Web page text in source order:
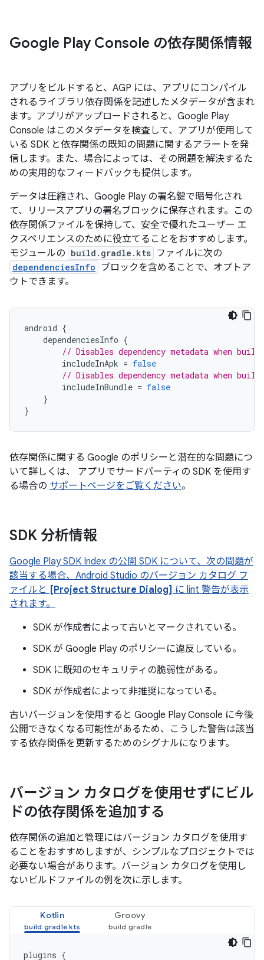
Google Play Console の依存関係情報
アプリをビルドすると、AGP には、アプリにコンパイル
されるライブラリ依存関係を記述したメタデータが含まれ
ます。アプリがアップロードされると、Google Play
Console はこのメタデータを検査して、アプリが使用して
いる SDK と依存関係の既知の問題に関するアラートを発
信します。また、場合によっては、その問題を解決するた
めの実用的なフィードバックも提供します。
データは圧縮され、Google Play の署名鍵で暗号化され
て、リリースアプリの署名ブロックに保存されます。この
依存関係ファイルを保持して、安全で優れたユーザー エ
クスペリエンスのために役立てることをおすすめします。
モジュールの build.gradle.kts ファイルに次の
dependenciesInfo
ブロックを含めることで、オプトア
ウトできます。
android {
dependenciesInfo {
// Disables dependency metadata when
includeInApk = false
// Disables dependency metadata when
includeInBundle = false
}
}
依存関係に関する Google のポリシーと潜在的な問題につ
いて詳しくは、 アプリでサードパーティの SDK を使用す
る場合の サポートページをご覧ください。
SDK 分析情報
Google Play SDK Index の公開 SDK について、次の問題が
該当する場合、Android Studio のバージョン カタログ フ
ァイルと [Project Structure Dialog] に lint 警告が表示
されます。
SDK が作成者によって古いとマークされている。
SDK が Google Play のポリシーに違反している。
SDK に既知のセキュリティの脆弱性がある。
SDK が作成者によって非推奨になっている。
古いバージョンを使用すると Google Play Console に今後
公開できなくなる可能性があるため、こうした警告は該当
する依存関係を更新するためのシグナルになります。
バージョン カタログを使用せずにビル
ドの依存関係を追加する
依存関係の追加と管理にはバージョン カタログを使用す
ることをおすすめしますが、シンプルなプロジェクトでは
必要ない場合があります。バージョン カタログを使用し
ないビルドファイルの例を次に示します。
Kotlin Groovy
plugins {